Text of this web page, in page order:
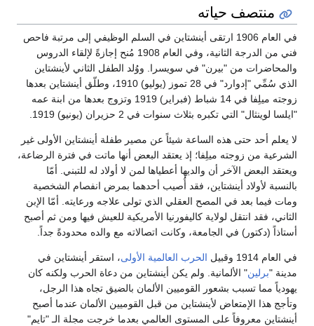
منتصف حياته
في العام 1906 ارتقى أينشتاين في السلم الوظيفي إلى مرتبة فاحص
فني من الدرجة الثانية، وفي العام 1908 مُنح إجازةً لإلقاء الدروس
والمحاضرات من "بيرن" في سويسرا. ووُلد الطفل الثاني لأينشتاين
الذي سُمِّي "إدوارد" في 28 تموز (يوليو) 1910، وطلّق أينشتاين بعدها
زوجته ميلِفا في 14 شباط (فبراير) 1919 وتزوج بعدها من ابنة عمه
"ايلسا لوينثال" التي تكبره بثلاث سنوات في 2 حزيران (يونيو) 1919.
لا يعلم أحد حتى هذه الساعة شيئاً عن مصير طفلة أينشتاين الأولى غير
الشرعية من زوجته ميلِفا؛ إذ يعتقد البعض أنها ماتت في فترة الرضاعة،
ويعتقد البعض الآخر أن والديها أعطياها لمن لا أولاد له للتبني. أمّا
بالنسبة لأولاد أينشتاين، فقد أُصيب أحدهما بمرض انفصام الشخصية
ومات فيما بعد في المصح العقلي الذي تولى علاجه ورعايته. أمّا الإبن
الثاني، فقد انتقل لولاية كاليفورنيا الأمريكية للعيش فيها ومن ثم أصبح
أستاذاً (دكتور) في الجامعة، وكانت اتصالاته مع والده محدودةً جداً.
في العام 1914 وقبيل الحرب العالمية الأولى، استقر أينشتاين في
مدينة "برلين" الألمانية. ولم يكن أينشتاين من دعاة الحرب ولكنه كان
يهودياً مما تسبب بشعور القوميين الألمان بالضيق تجاه هذا الرجل،
وتأجج هذا الإمتعاض لأينشتاين من قبل القوميين الألمان عندما أصبح
أينشتاين معروفاً على المستوى العالمي بعدما خرجت مجلة الـ "تايم"